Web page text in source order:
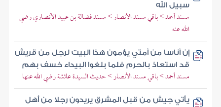
سبيل الله
مسند أحمد > باقي مسند الأنصار > مسند فضالة بن عبيد الأنصاري رضي
الله عنه
إن أناسا من أمتي يؤمون هذا البيت لرجل من قريش
قد استعاذ بالحرم فلما بلغوا البيداء خسف بهم
مسند أحمد > باقي مسند الأنصار > حديث السيدة عائشة رضي الله عنها
يأتي جيش من قبل المشرق يريدون رجلا من أهل